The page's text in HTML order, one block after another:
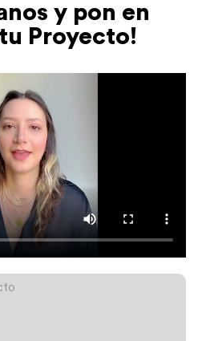
y pon en
Proyecto!